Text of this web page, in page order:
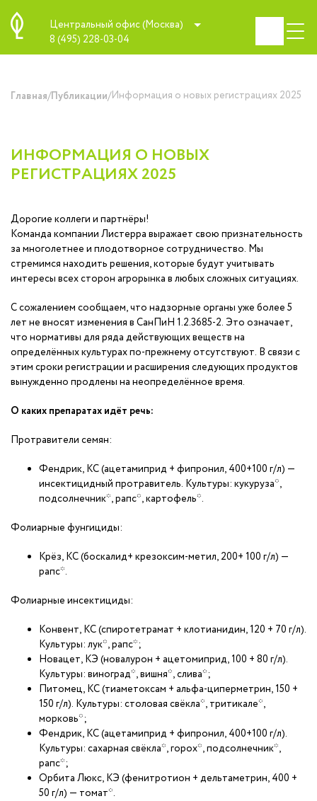
Центральный офис (Москва)
8 (495) 228-03-04
Главная/Публикации/Информация о новых регистрациях 2025
ИНФОРМАЦИЯ О НОВЫХ
РЕГИСТРАЦИЯХ 2025
Дорогие коллеги и партнёры!
Команда компании Листерра выражает свою признательность
за многолетнее и плодотворное сотрудничество. Мы
стремимся находить решения, которые будут учитывать
интересы всех сторон агрорынка в любых сложных ситуациях.
С сожалением сообщаем, что надзорные органы уже более 5
лет не вносят изменения в СанПиН 1.2.3685-2. Это означает,
что нормативы для ряда действующих веществ на
определённых культурах по-прежнему отсутствуют. В связи с
этим сроки регистрации и расширения следующих продуктов
вынужденно продлены на неопределённое время.
О каких препаратах идёт речь:
Протравители семян:
Фендрик, КС (ацетамиприд + фипронил, 400+100 г/л) —
инсектицидный протравитель. Культуры: кукуруза*,
подсолнечник*, рапс*, картофель*.
Фолиарные фунгициды:
Крёз, КС (боскалид+ крезоксим-метил, 200+ 100 г/л) —
рапс*.
Фолиарные инсектициды:
Конвент, КС (спиротетрамат + клотианидин, 120 + 70 г/л).
Культуры: лук*, рапс*;
Новацет, КЭ (новалурон + ацетомиприд, 100 + 80 г/л).
Культуры: виноград*, вишня*, слива*;
Питомец, КС (тиаметоксам + альфа-циперметрин, 150 +
150 г/л). Культуры: столовая свёкла*, тритикале*,
морковь*;
Фендрик, КС (ацетамиприд + фипронил, 400+100 г/л).
Культуры: сахарная свёкла*, горох*, подсолнечник*,
рапс*;
Орбита Люкс, КЭ (фенитротион + дельтаметрин, 400 +
50 г/л) — томат*.